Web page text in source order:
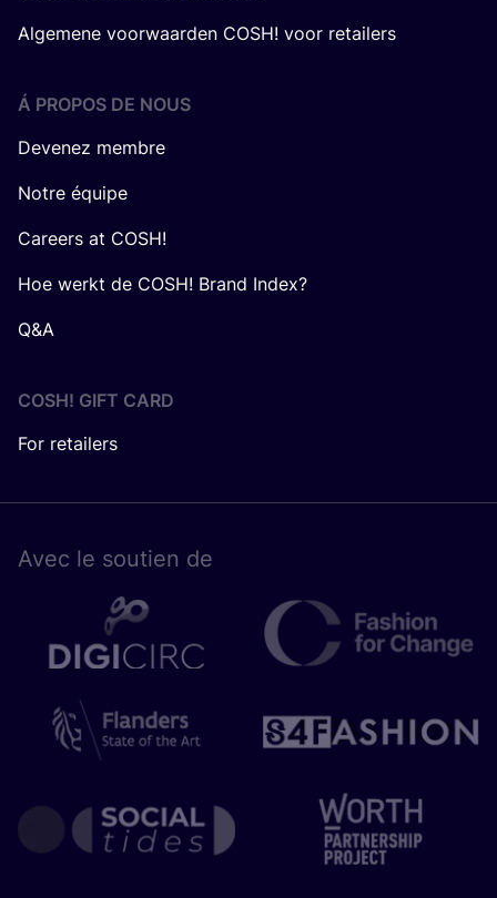
Algemene voorwaarden COSH! voor retailers
Á PROPOS DE NOUS
Devenez membre
Notre équipe
Careers at COSH!
Hoe werkt de COSH! Brand Index?
Q&A
COSH! GIFT CARD
For retailers
Avec le sou­tien de